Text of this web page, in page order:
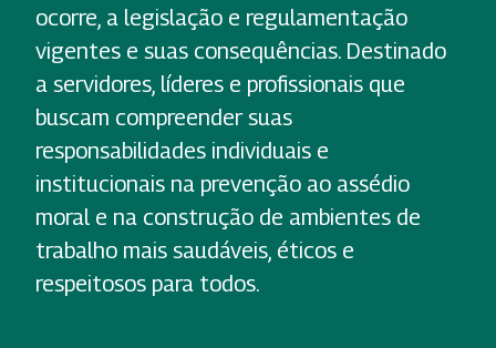
ocorre, a legislação e regulamentação
vigentes e suas consequências. Destinado
a servidores, líderes e profissionais que
buscam compreender suas
responsabilidades individuais e
institucionais na prevenção ao assédio
moral e na construção de ambientes de
trabalho mais saudáveis, éticos e
respeitosos para todos.